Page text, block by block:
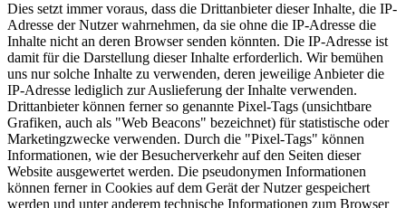
Dies setzt immer voraus, dass die Drittanbieter dieser Inhalte, die IP-
Adresse der Nutzer wahrnehmen, da sie ohne die IP-Adresse die
Inhalte nicht an deren Browser senden könnten. Die IP-Adresse ist
damit für die Darstellung dieser Inhalte erforderlich. Wir bemühen
uns nur solche Inhalte zu verwenden, deren jeweilige Anbieter die
IP-Adresse lediglich zur Auslieferung der Inhalte verwenden.
Drittanbieter können ferner so genannte Pixel-Tags (unsichtbare
Grafiken, auch als "Web Beacons" bezeichnet) für statistische oder
Marketingzwecke verwenden. Durch die "Pixel-Tags" können
Informationen, wie der Besucherverkehr auf den Seiten dieser
Website ausgewertet werden. Die pseudonymen Informationen
können ferner in Cookies auf dem Gerät der Nutzer gespeichert
werden und unter anderem technische Informationen zum Browser